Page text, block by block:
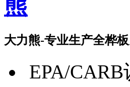
大力熊-专业生产全桦板
EPA/CARB